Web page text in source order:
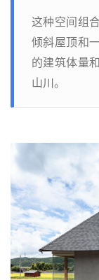
这种空间组
倾斜屋顶和
的建筑体量
山川。